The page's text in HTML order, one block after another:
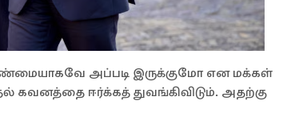
அப்படி இருக்குமோ என மக்கள்
கவனத்தை ஈர்க்கத் துவங்கிவிடும். அதற்கு